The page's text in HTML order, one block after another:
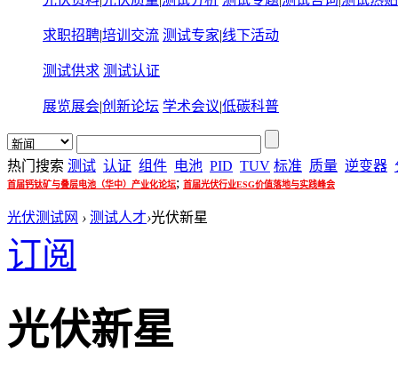
求职招聘|培训交流 测试专家|线下活动
测试供求 测试认证
展览展会|创新论坛 学术会议|低碳科普
热门搜索 测试 认证 组件 电池 PID TUV 标准 质量 逆变器
首届钙钛矿与叠层电池（华中）产业化论坛; 首届光伏行业ESG价值落地与实践峰会
光伏测试网 › 测试人才›光伏新星
订阅
光伏新星